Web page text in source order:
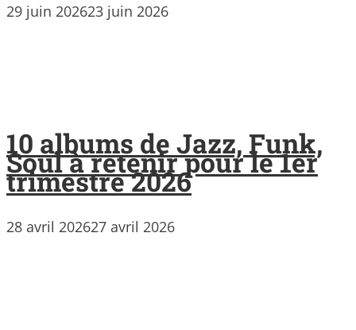
29 juin 202623 juin 2026
10 albums de Jazz, Funk,
Soul à retenir pour le 1er
trimestre 2026
28 avril 202627 avril 2026